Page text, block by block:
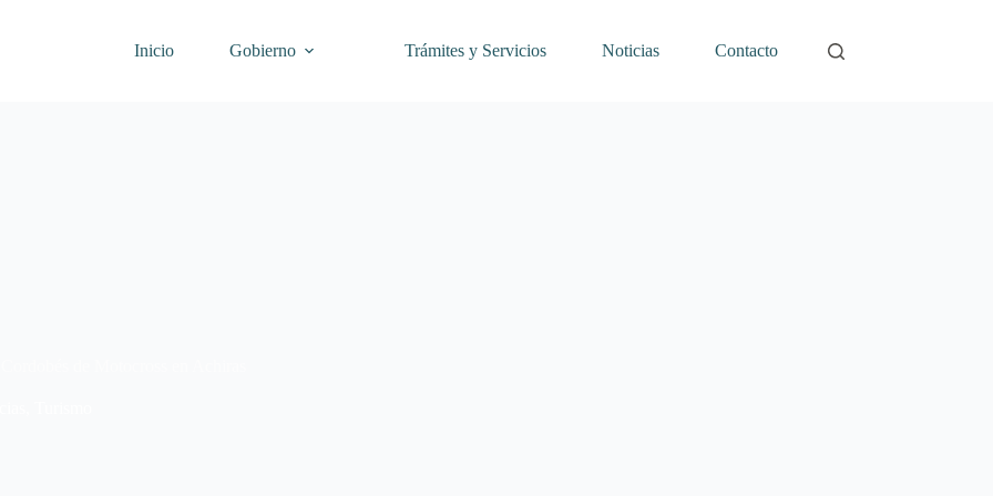
Inicio Gobierno Trámites y Servicios Noticias Contacto